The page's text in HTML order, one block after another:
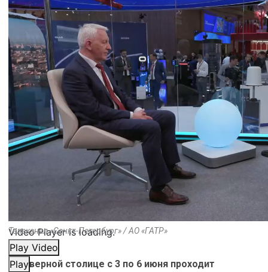
Video Player is loading.
Play Video
Play
Телеканал «Санкт-Петербург» / АО «ГАТР»
В Северной столице с 3 по 6 июня проходит